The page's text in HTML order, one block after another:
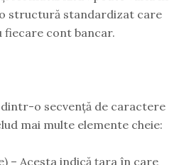
structură standardizat care
cont bancar.
o secvență de caractere
mai multe elemente cheie:
– Acesta indică țara în care